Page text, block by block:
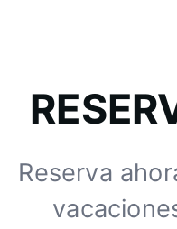
Reserva